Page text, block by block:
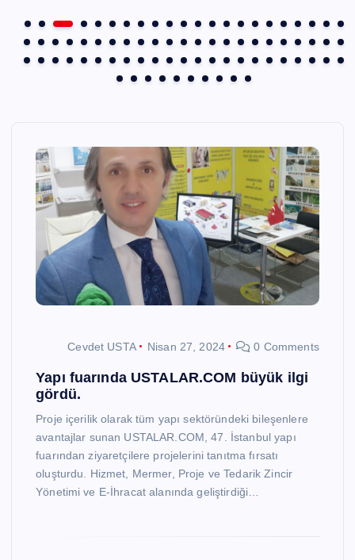
Cevdet USTA Nisan 27, 2024 0 Comments
Yapı fuarında USTALAR.COM büyük ilgi
gördü.
Proje içerilik olarak tüm yapı sektöründeki bileşenlere
avantajlar sunan USTALAR.COM, 47. İstanbul yapı
fuarından ziyaretçilere projelerini tanıtma fırsatı
oluşturdu. Hizmet, Mermer, Proje ve Tedarik Zincir
Yönetimi ve E-İhracat alanında geliştirdiği…